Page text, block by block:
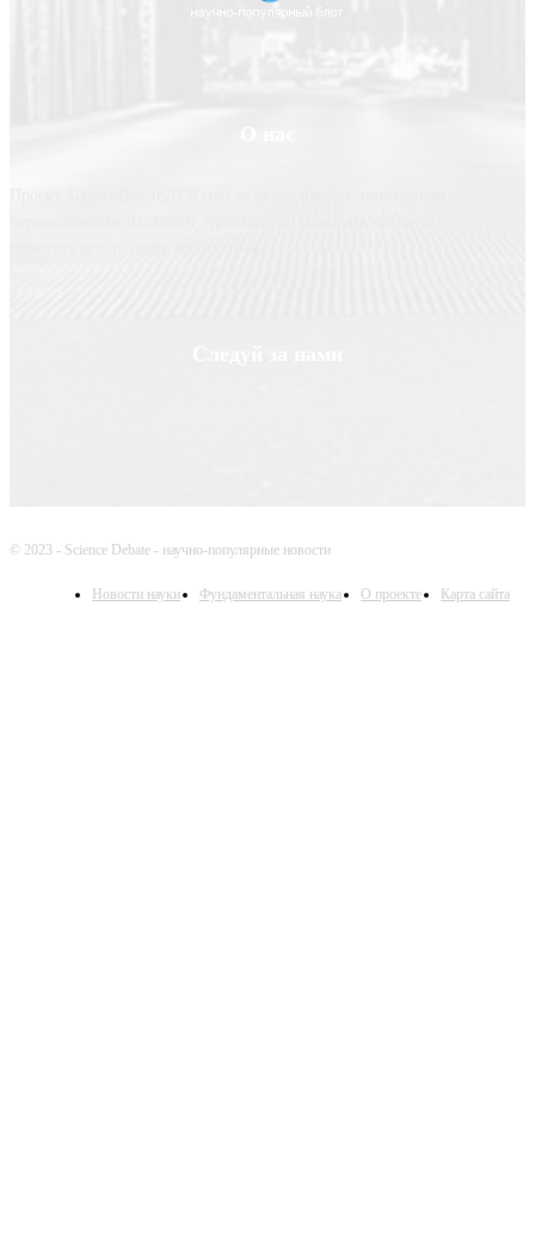
© 2023 - Science Debate - научно-популярные новости
Новости науки Фундаментальная наука О проекте Карта сайта